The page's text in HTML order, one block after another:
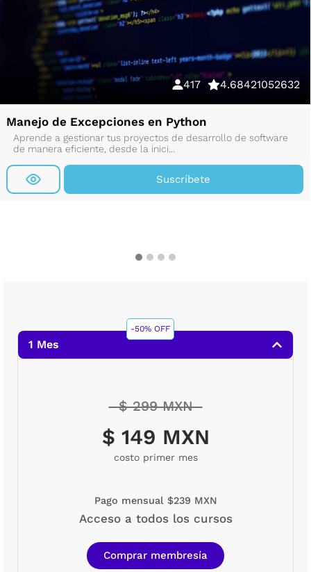
417 4.68421052632
Manejo de Excepciones en Python
Aprende a gestionar tus proyectos de desarrollo de software
de manera eficiente, desde la inici...
Suscríbete
-50% OFF
1 Mes
$ 299 MXN
$ 149 MXN
costo primer mes
Pago mensual $239 MXN
Acceso a todos los cursos
Comprar membresía